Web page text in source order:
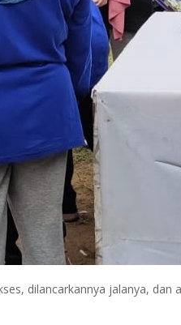
dilancarkannya jalanya, dan